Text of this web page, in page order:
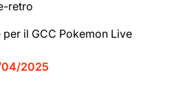
retro
il GCC Pokemon Live
04/2025